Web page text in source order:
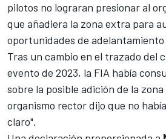
pilotos no lograran presionar al
que añadiera la zona extra para
oportunidades de
Tras un cambio en el trazado del
evento de 2023, la FIA había
sobre la posible adición de la zona
organismo rector dijo que no
claro".